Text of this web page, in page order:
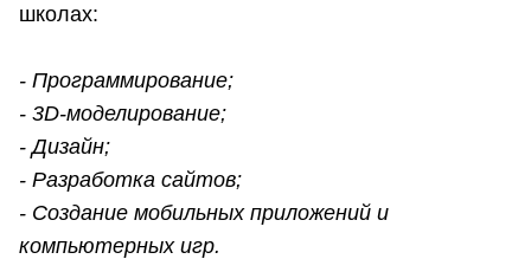
школах:
- Программирование;
- 3D-моделирование;
- Дизайн;
- Разработка сайтов;
- Создание мобильных приложений и
компьютерных игр.